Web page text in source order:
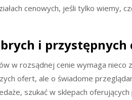
cenowych, jeśli tylko wiemy,
i przystępnych
w rozsądnej cenie wymaga nieco
ofert, ale o świadome
szukać w sklepach